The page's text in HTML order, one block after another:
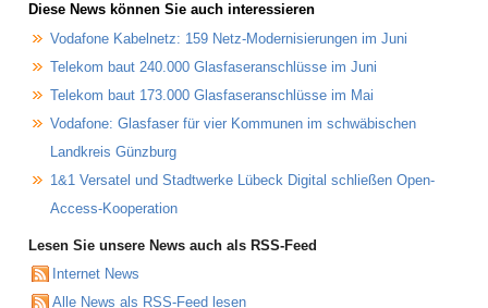
Diese News können Sie auch interessieren
Vodafone Kabelnetz: 159 Netz-Modernisierungen im Juni
Telekom baut 240.000 Glasfaseranschlüsse im Juni
Telekom baut 173.000 Glasfaseranschlüsse im Mai
Vodafone: Glasfaser für vier Kommunen im schwäbischen
Landkreis Günzburg
1&1 Versatel und Stadtwerke Lübeck Digital schließen Open-
Access-Kooperation
Lesen Sie unsere News auch als RSS-Feed
Internet News
Alle News als RSS-Feed lesen